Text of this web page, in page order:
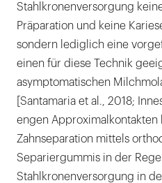
Stahlkronenversorgung
Präparation und keine
sondern lediglich eine
einen für diese Technik
asymptomatischen
[Santamaria et al., 2018;
engen Approximalkontakten
Zahnseparation mittels
Separiergummis in der
Stahlkronenversorgung in